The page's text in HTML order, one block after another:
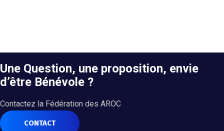
Une Question, une proposition, envie
d’être Bénévole ?
Contactez la Fédération des AROC
CONTACT